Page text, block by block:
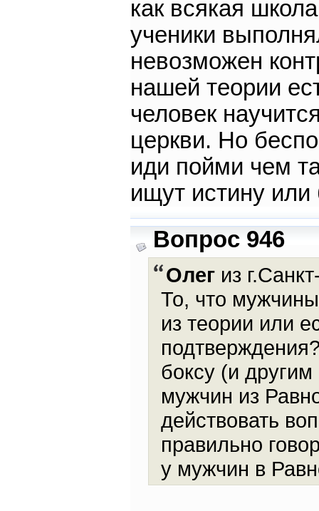
как всякая
ученики
невозможен
нашей теории
человек
церкви. Но
иди пойми чем
ищут истину
Вопрос 946
Олегиз
То, что
из теории или
боксу (и
мужчин из
действовать
правильно
у мужчин в